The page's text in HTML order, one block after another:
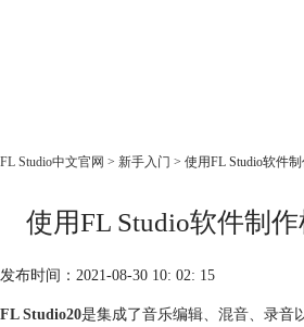
FL Studio中文官网 > 新手入门 > 使用FL Studio软件
使用FL Studio软件制作
发布时间：2021-08-30 10: 02: 15
FL Studio20是集成了音乐编辑、 混音、录音